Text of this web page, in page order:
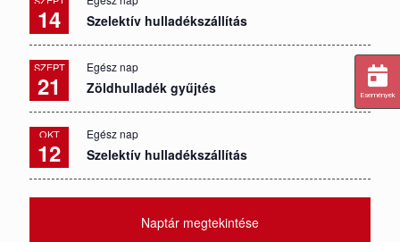
14 Szelektív hulladékszállítás
SZEPT
21
Egész nap
Zöldhulladék gyűjtés
OKT
12
Egész nap
Szelektív hulladékszállítás
Naptár megtekintése
Események